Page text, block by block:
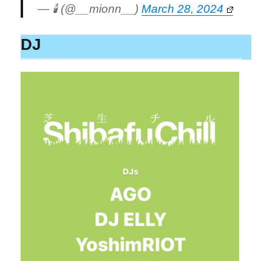
— 🕯 (@__mionn__)March 28, 2024
DJ